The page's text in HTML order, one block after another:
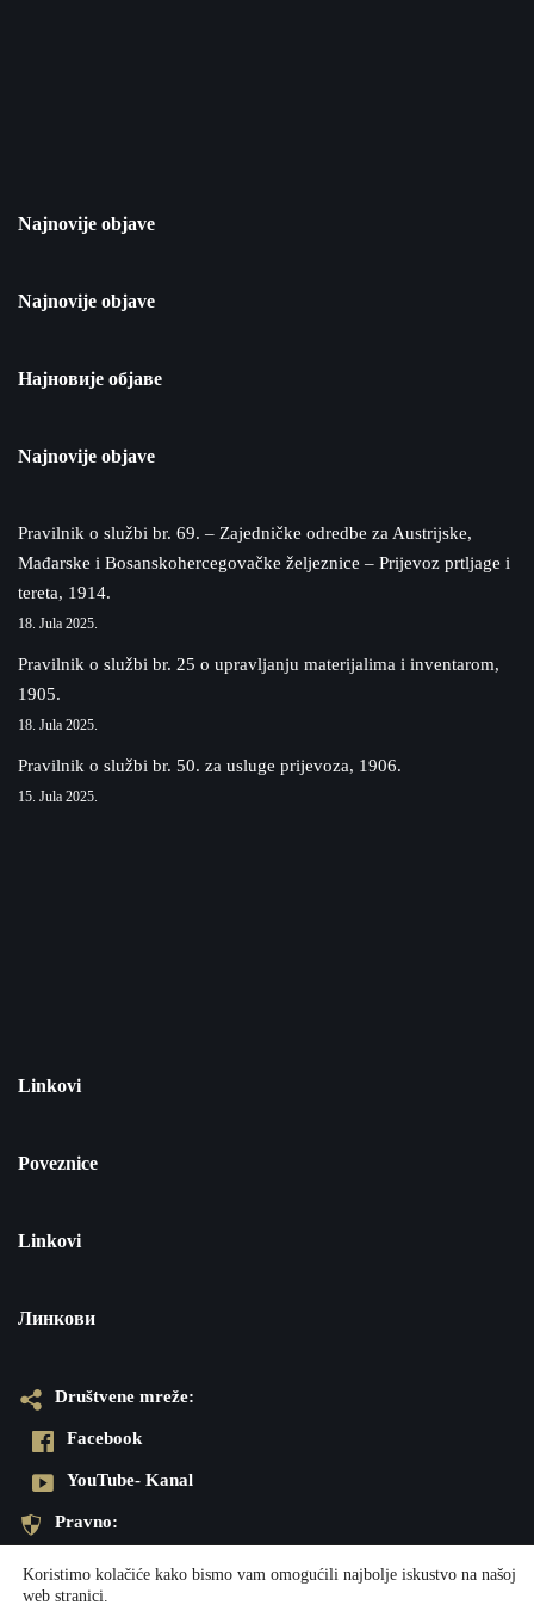
Najnovije objave
Najnovije objave
Најновије објаве
Najnovije objave
Pravilnik o službi br. 69. – Zajedničke odredbe za Austrijske,
Mađarske i Bosanskohercegovačke željeznice – Prijevoz prtljage i
tereta, 1914.
18. Jula 2025.
Pravilnik o službi br. 25 o upravljanju materijalima i inventarom,
1905.
18. Jula 2025.
Pravilnik o službi br. 50. za usluge prijevoza, 1906.
15. Jula 2025.
Linkovi
Poveznice
Linkovi
Линкови
Društvene mreže:
Facebook
YouTube- Kanal
Pravno:
Koristimo kolačiće kako bismo vam omogućili najbolje iskustvo na našoj
web stranici.